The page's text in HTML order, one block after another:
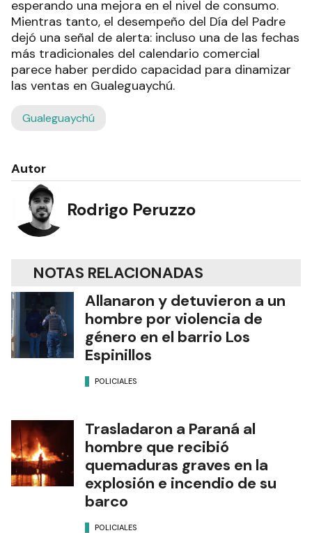
esperando una mejora en el nivel de consumo.
Mientras tanto, el desempeño del Día del Padre
dejó una señal de alerta: incluso una de las fechas
más tradicionales del calendario comercial
parece haber perdido capacidad para dinamizar
las ventas en Gualeguaychú.
Gualeguaychú
Autor
Rodrigo Peruzzo
NOTAS RELACIONADAS
Allanaron y detuvieron a un
hombre por violencia de
género en el barrio Los
Espinillos
POLICIALES
Trasladaron a Paraná al
hombre que recibió
quemaduras graves en la
explosión e incendio de su
barco
POLICIALES